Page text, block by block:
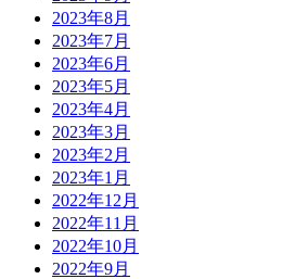
2023年8月
2023年7月
2023年6月
2023年5月
2023年4月
2023年3月
2023年2月
2023年1月
2022年12月
2022年11月
2022年10月
2022年9月